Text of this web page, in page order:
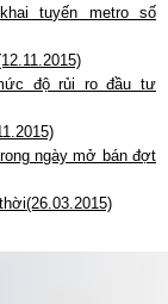
tuyến metro số
độ rủi ro đầu tư
ngày mở bán đợt